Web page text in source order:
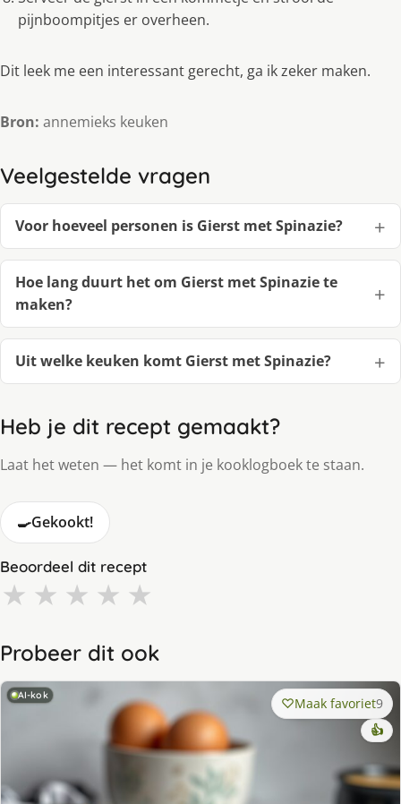
pijnboompitjes er overheen.
Dit leek me een interessant gerecht, ga ik zeker maken.
Bron: annemieks keuken
Veelgestelde vragen
Voor hoeveel personen is Gierst met Spinazie?
Hoe lang duurt het om Gierst met Spinazie te
maken?
Uit welke keuken komt Gierst met Spinazie?
Heb je dit recept gemaakt?
Laat het weten — het komt in je kooklogboek te staan.
🍳Gekookt!
Beoordeel dit recept
★ ★ ★ ★ ★
Probeer dit ook
AI-kok Maak favoriet9
👍